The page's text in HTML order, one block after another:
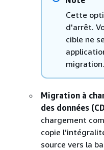
Cette
d'arrêt.
cible ne
migration.
Migration à
des données
chargement
copie
source vers la